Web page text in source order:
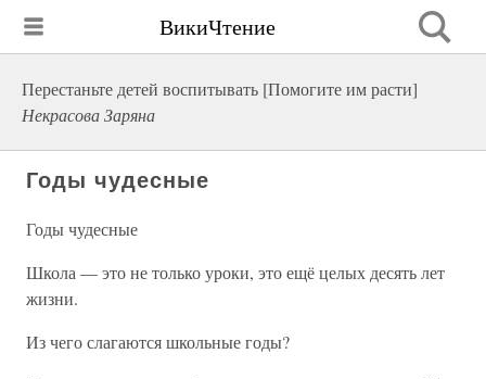
ВикиЧтение
Перестаньте детей воспитывать [Помогите им расти]
Некрасова Заряна
Годы чудесные
Годы чудесные
Школа — это не только уроки, это ещё целых десять лет
жизни.
Из чего слагаются школьные годы?